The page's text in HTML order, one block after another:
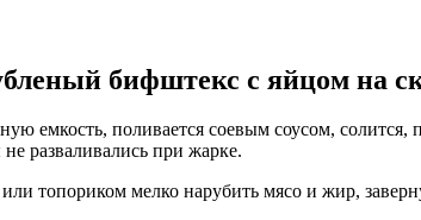
бифштекс с яйцом на
емкость, поливается соевым соусом,
разваливались при жарке.
топориком мелко нарубить мясо и жир,